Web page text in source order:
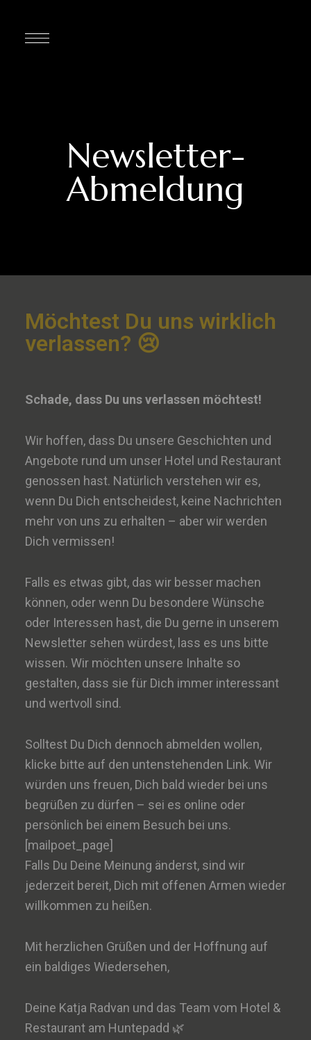
Newsletter-
Abmeldung
Möchtest Du uns wirklich
verlassen? 😢
Schade, dass Du uns verlassen möchtest!
Wir hoffen, dass Du unsere Geschichten und
Angebote rund um unser Hotel und Restaurant
genossen hast. Natürlich verstehen wir es,
wenn Du Dich entscheidest, keine Nachrichten
mehr von uns zu erhalten – aber wir werden
Dich vermissen!
Falls es etwas gibt, das wir besser machen
können, oder wenn Du besondere Wünsche
oder Interessen hast, die Du gerne in unserem
Newsletter sehen würdest, lass es uns bitte
wissen. Wir möchten unsere Inhalte so
gestalten, dass sie für Dich immer interessant
und wertvoll sind.
Solltest Du Dich dennoch abmelden wollen,
klicke bitte auf den untenstehenden Link. Wir
würden uns freuen, Dich bald wieder bei uns
begrüßen zu dürfen – sei es online oder
persönlich bei einem Besuch bei uns.
[mailpoet_page]
Falls Du Deine Meinung änderst, sind wir
jederzeit bereit, Dich mit offenen Armen wieder
willkommen zu heißen.
Mit herzlichen Grüßen und der Hoffnung auf
ein baldiges Wiedersehen,
Deine Katja Radvan und das Team vom Hotel &
Restaurant am Huntepadd 🌿